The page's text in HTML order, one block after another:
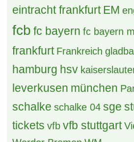
eintracht frankfurt EM
fcb fc bayern fc bayern
frankfurt Frankreich
hamburg hsv
leverkusen münchen
schalke schalke 04 sge
tickets vfb vfb stuttgart